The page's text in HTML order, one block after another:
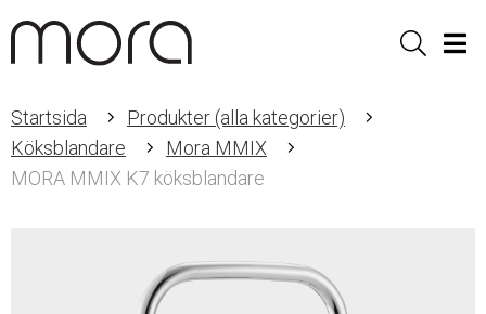
Sök
Startsida
Produkter (alla kategorier)
Köksblandare
Mora MMIX
MORA MMIX K7 köksblandare